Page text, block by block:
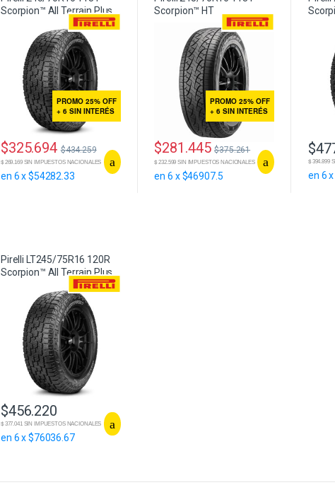
Scorpion™ All Terrain Plus
PROMO 25% OFF
+ 6 SIN INTERÉS
$325.694 $434.259
$ 269.169 SIN IMPUESTOS NACIONALES
en 6 x $54282.33
Scorpion™ HT
PROMO 25% OFF
+ 6 SIN INTERÉS
$281.445 $375.261
$ 232.599 SIN IMPUESTOS NACIONALES
en 6 x $46907.5
$
$ 394.899
en 6
Pirelli LT245/75R16 120R
Scorpion™ All Terrain Plus
$456.220
$ 377.041 SIN IMPUESTOS NACIONALES
en 6 x $76036.67